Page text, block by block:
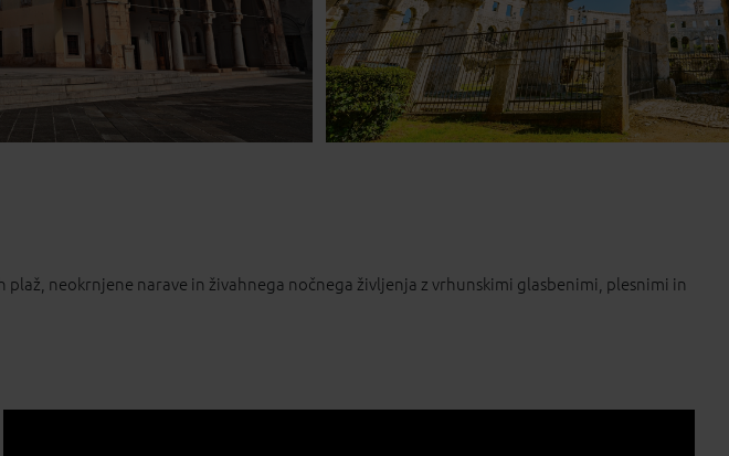
neokrnjene narave in živahnega nočnega življenja z vrhunskimi glasbenimi, plesnimi in